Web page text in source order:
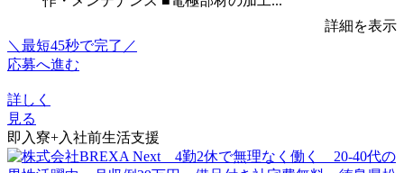
詳細を表示
＼最短45秒で完了／
応募へ進む
詳しく
見る
即入寮+入社前生活支援